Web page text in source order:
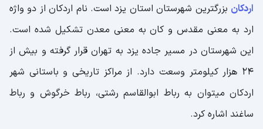
اردکان بزرگترین شهرستان استان یزد است. نام اردکان از دو واژه
ارد به معنی مقدس و کان به معنی معدن تشکیل شده است.
این شهرستان در مسیر جاده یزد به تهران قرار گرفته و بیش از
24 هزار کیلومتر وسعت دارد. از مراکز تاریخی و باستانی شهر
اردکان میتوان به رباط ابوالقاسم رشتی، رباط خرگوش و رباط
ساغند اشاره کرد.